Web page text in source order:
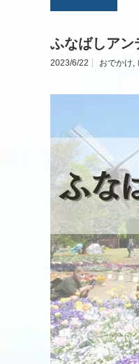
ふなばしアン
2023/6/22 おでかけ,